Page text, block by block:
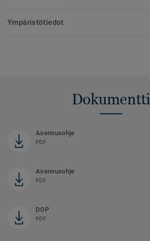
Ympäristötiedot
Dokumentti
Asennusohje
PDF
Asennusohje
PDF
DOP
PDF